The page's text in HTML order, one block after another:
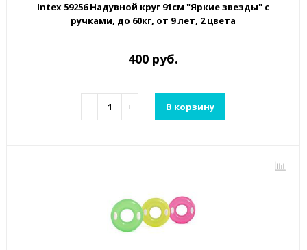
Intex 59256 Надувной круг 91см "Яркие звезды" с
ручками, до 60кг, от 9 лет, 2 цвета
400 руб.
− + В корзину